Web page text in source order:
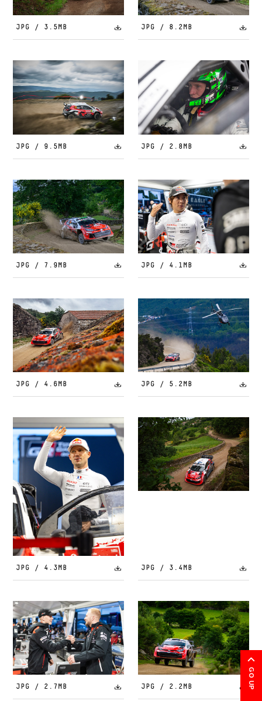
JPG / 3.5MB JPG / 8.2MB
JPG / 9.5MB JPG / 2.8MB
JPG / 7.9MB JPG / 4.1MB
JPG / 4.6MB JPG / 5.2MB
JPG / 4.3MB JPG / 3.4MB
JPG / 2.7MB JPG / 2.2MB GO UP